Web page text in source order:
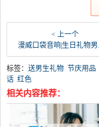
< 上一个
漫威口袋音响|生日礼物男生女送男友老公实用高档创意-送男生礼物(马克图布旗舰店仅售168元)
标签： 送男生礼物 节庆用品
话 红色
相关内容推荐：